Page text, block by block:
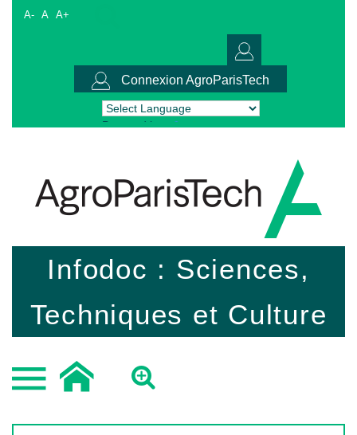
A- A A+
Connexion AgroParisTech
Powered by Translate
Infodoc : Sciences,
Techniques et Culture